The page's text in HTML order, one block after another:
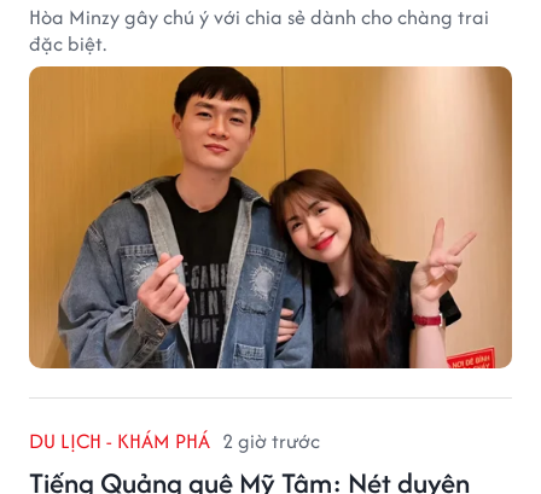
Hòa Minzy gây chú ý với chia sẻ dành cho chàng trai
đặc biệt.
DU LỊCH - KHÁM PHÁ 2 giờ trước
Tiếng Quảng quê Mỹ Tâm: Nét duyên